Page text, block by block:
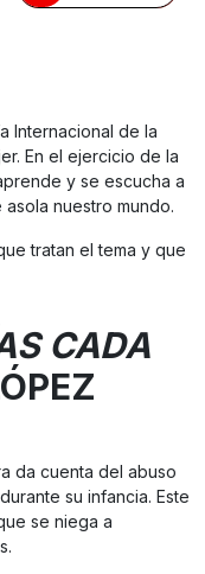
Internacional de la
En el ejercicio de la
y se escucha a
asola nuestro mundo.
tratan el tema y que
CADA
da cuenta del abuso
su infancia. Este
se niega a